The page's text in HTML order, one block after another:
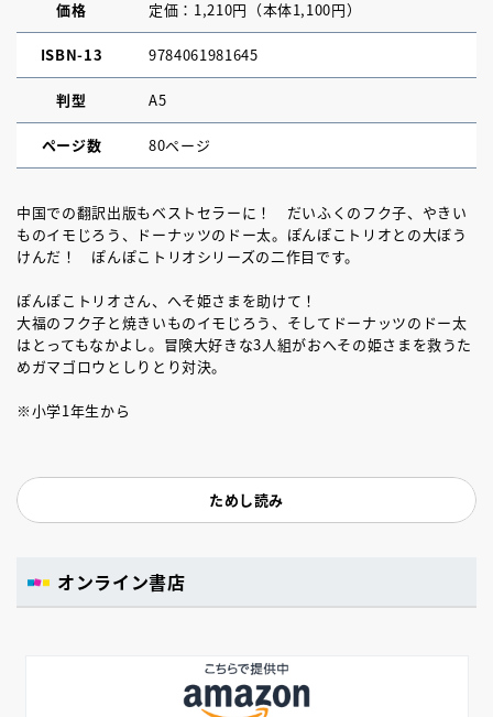
価格 定価：1,210円（本体1,100円）
ISBN-13 9784061981645
判型 A5
ページ数 80ページ
中国での翻訳出版もベストセラーに！ だいふくのフク子、やきい
ものイモじろう、ドーナッツのドー太。ぽんぽこトリオとの大ぼう
けんだ！ ぽんぽこトリオシリーズの二作目です。
ぽんぽこトリオさん、へそ姫さまを助けて！
大福のフク子と焼きいものイモじろう、そしてドーナッツのドー太
はとってもなかよし。冒険大好きな3人組がおへその姫さまを救うた
めガマゴロウとしりとり対決。
※小学1年生から
ためし読み
オンライン書店